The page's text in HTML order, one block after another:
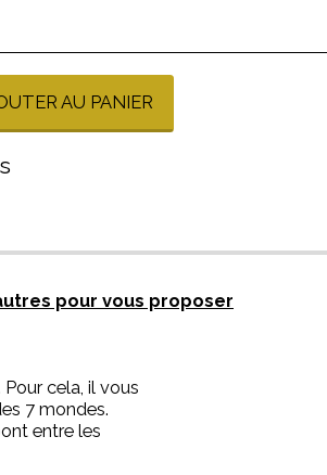
AU PANIER
pour vous proposer
cela, il vous
7 mondes.
entre les